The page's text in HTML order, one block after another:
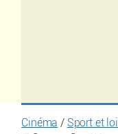
Cinéma / Sport et